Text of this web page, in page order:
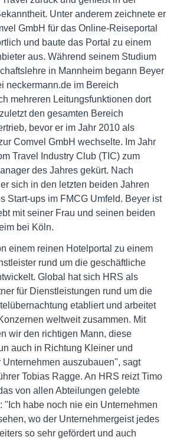
Unter anderem zeichnete er
GmbH für das Online-Reiseportal
und baute das Portal zu einem
aus. Während seinem Studium
in Mannheim begann Beyer
neckermann.de im Bereich
mehreren Leitungsfunktionen dort
den gesamten Bereich
bevor er im Jahr 2010 als
Comvel GmbH wechselte. Im Jahr
Travel Industry Club (TIC) zum
des Jahres gekürt. Nach
sich in den letzten beiden Jahren
Start-ups im FMCG Umfeld. Beyer ist
mit seiner Frau und seinen beiden
bei Köln.
einem reinen Hotelportal zu einem
rund um die geschäftliche
Global hat sich HRS als
für Dienstleistungen rund um die
etabliert und arbeitet
weltweit zusammen. Mit
wir den richtigen Mann, diese
auch in Richtung Kleiner und
Unternehmen auszubauen", sagt
Tobias Ragge. An HRS reizt Timo
von allen Abteilungen gelebte
"Ich habe noch nie ein Unternehmen
wo der Unternehmergeist jedes
so sehr gefördert und auch